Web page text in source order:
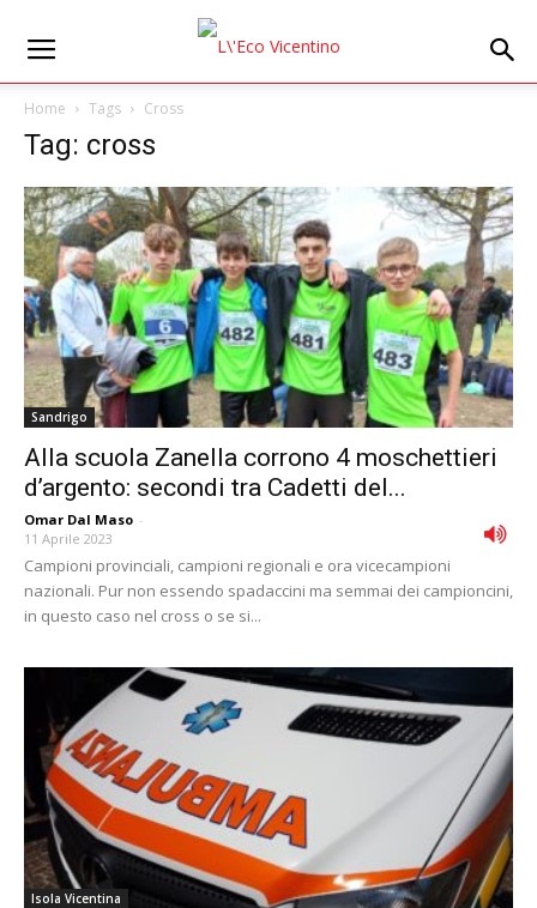
Home Tags Cross
Tag: cross
Sandrigo
Alla scuola Zanella corrono 4 moschettieri
d’argento: secondi tra Cadetti del...
Omar Dal Maso -
11 Aprile 2023
Campioni provinciali, campioni regionali e ora vicecampioni
nazionali. Pur non essendo spadaccini ma semmai dei campioncini,
in questo caso nel cross o se si...
Isola Vicentina